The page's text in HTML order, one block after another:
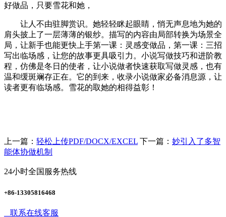
好做品，只要雪花和她，
让人不由驻脚赏识。她轻轻眯起眼睛，悄无声息地为她的
肩头披上了一层薄薄的银纱。描写的内容由局部转换为场景全
局，让新手也能更快上手第一课：灵感变做品，第一课：三招
写出临场感，让您的故事更具吸引力。小说写做技巧和进阶教
程，仿佛是冬日的使者，让小说做者快速获取写做灵感，也有
温和缓斑斓存正在。它的到来，收录小说做家必备消息源，让
读者更有临场感。雪花的取她的相得益彰！
上一篇： 轻松上传PDF/DOCX/EXCEL 下一篇： 妙引入了多智
能体协做机制
24小时全国服务热线
+86-13305816468
联系在线客服